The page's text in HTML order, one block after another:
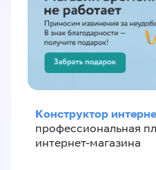
Конструктор
профессиональная
интернет-магазина